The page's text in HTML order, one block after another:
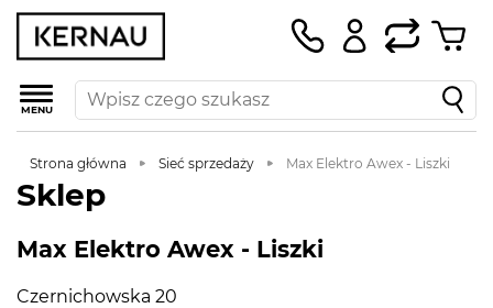
MENU
Strona główna Sieć sprzedaży Max Elektro Awex - Liszki
Sklep
Max Elektro Awex - Liszki
Czernichowska 20